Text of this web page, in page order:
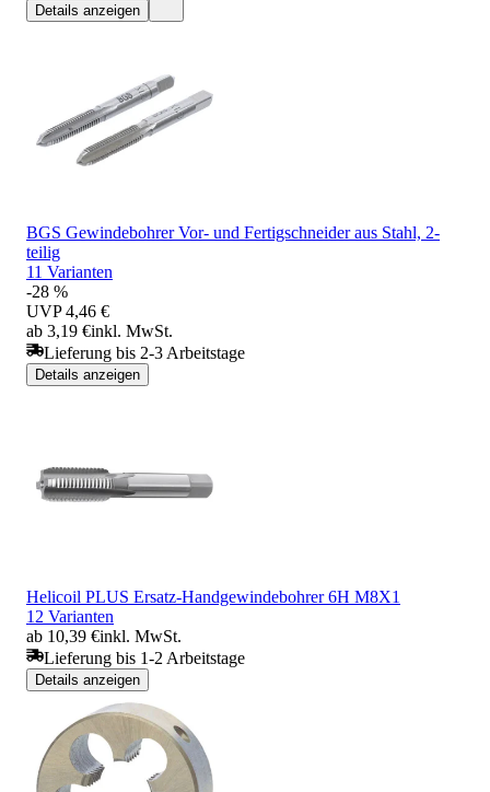
Details anzeigen
BGS Gewindebohrer Vor- und Fertigschneider aus Stahl, 2-
teilig
11 Varianten
-28 %
UVP 4,46 €
ab 3,19 €inkl. MwSt.
Lieferung bis 2-3 Arbeitstage
Details anzeigen
Helicoil PLUS Ersatz-Handgewindebohrer 6H M8X1
12 Varianten
ab 10,39 €inkl. MwSt.
Lieferung bis 1-2 Arbeitstage
Details anzeigen